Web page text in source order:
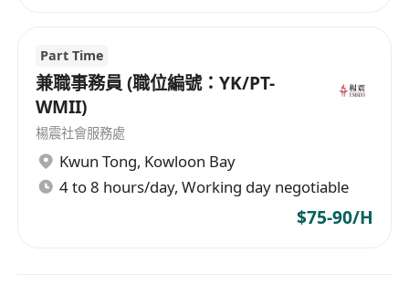
Part Time
兼職事務員 (職位編號：YK/PT-
WMII)
楊震社會服務處
Kwun Tong, Kowloon Bay
4 to 8 hours/day, Working day negotiable
$75-90/H